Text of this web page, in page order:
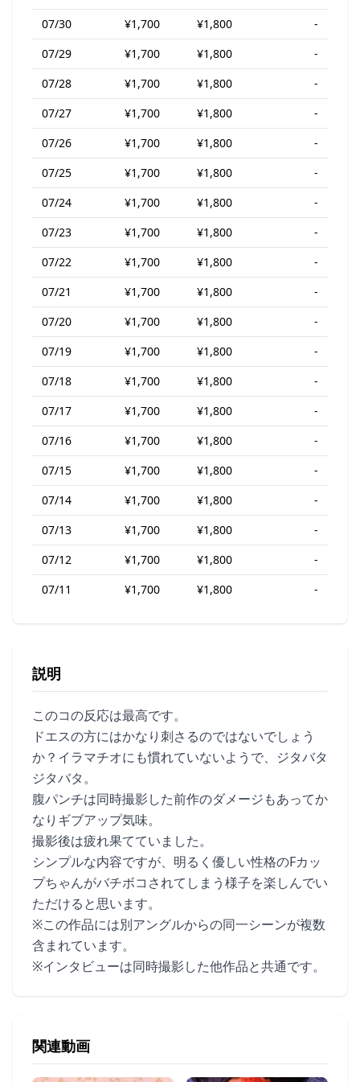
07/30
¥1,700 ¥1,800
-
07/29
¥1,700 ¥1,800
-
07/28
¥1,700 ¥1,800
-
07/27
¥1,700 ¥1,800
-
07/26
¥1,700 ¥1,800
-
07/25
¥1,700 ¥1,800
-
07/24
¥1,700 ¥1,800
-
07/23
¥1,700 ¥1,800
-
07/22
¥1,700 ¥1,800
-
07/21
¥1,700 ¥1,800
-
07/20
¥1,700 ¥1,800
-
07/19
¥1,700 ¥1,800
-
07/18
¥1,700 ¥1,800
-
07/17
¥1,700 ¥1,800
-
07/16
¥1,700 ¥1,800
-
07/15
¥1,700 ¥1,800
-
07/14
¥1,700 ¥1,800
-
07/13
¥1,700 ¥1,800
-
07/12
¥1,700 ¥1,800
-
07/11
¥1,700 ¥1,800 -
説明
このコの反応は最高です。
ドエスの方にはかなり刺さるのではないでしょう
か？イラマチオにも慣れていないようで、ジタバタ
ジタバタ。
腹パンチは同時撮影した前作のダメージもあってか
なりギブアップ気味。
撮影後は疲れ果てていました。
シンプルな内容ですが、明るく優しい性格のFカッ
プちゃんがバチボコされてしまう様子を楽しんでい
ただけると思います。
※この作品には別アングルからの同一シーンが複数
含まれています。
※インタビューは同時撮影した他作品と共通です。
関連動画